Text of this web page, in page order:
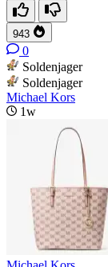
943
0
Soldenjager
Soldenjager
Michael Kors
1w